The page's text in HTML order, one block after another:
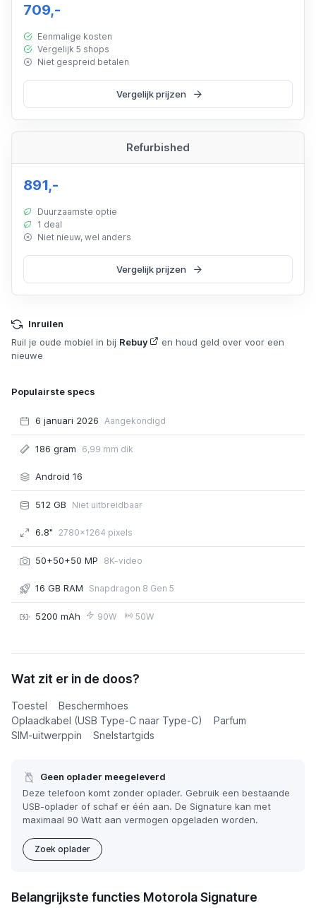
709,-
Eenmalige kosten
Vergelijk 5 shops
Niet gespreid betalen
Vergelijk prijzen
Refurbished
891,-
Duurzaamste optie
1 deal
Niet nieuw, wel anders
Vergelijk prijzen
Inruilen
Ruil je oude mobiel in bij Rebuy
en houd geld over voor een
nieuwe
Populairste specs
6 januari 2026 Aangekondigd
186 gram 6,99 mm dik
Android 16
512 GB Niet uitbreidbaar
6.8" 2780x1264 pixels
50+50+50 MP 8K-video
16 GB RAM Snapdragon 8 Gen 5
5200 mAh 90W 50W
€ 709,00of € 37,75 p/m
Wat zit er in de doos?
Toestel
Beschermhoes
Oplaadkabel (USB Type-C naar Type-C)
Parfum
SIM-uitwerppin
Snelstartgids
Geen oplader meegeleverd
Deze telefoon komt zonder oplader. Gebruik een bestaande
USB-oplader of schaf er één aan. De Signature kan met
maximaal 90 Watt aan vermogen opgeladen worden.
Zoek oplader
Belangrijkste functies Motorola Signature